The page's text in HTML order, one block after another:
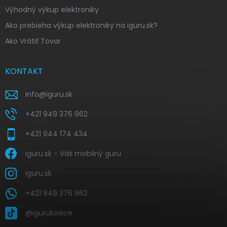
Výhodný výkup elektroniky
Ako prebieha výkup elektroniky na iguru.sk?
Ako Vrátiť Tovar
KONTAKT
info@iguru.sk
+421 949 376 962
+421 944 174 434
iguru.sk - Váš mobilný guru
iguru.sk
+421 949 376 962
@igurukosice